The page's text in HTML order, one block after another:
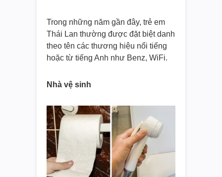
Trong những năm gần đây, trẻ em
Thái Lan thường được đặt biệt danh
theo tên các thương hiệu nổi tiếng
hoặc từ tiếng Anh như Benz, WiFi.
Nhà vệ sinh